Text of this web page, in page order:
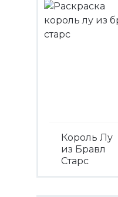
Король Лу
из Бравл
Старс